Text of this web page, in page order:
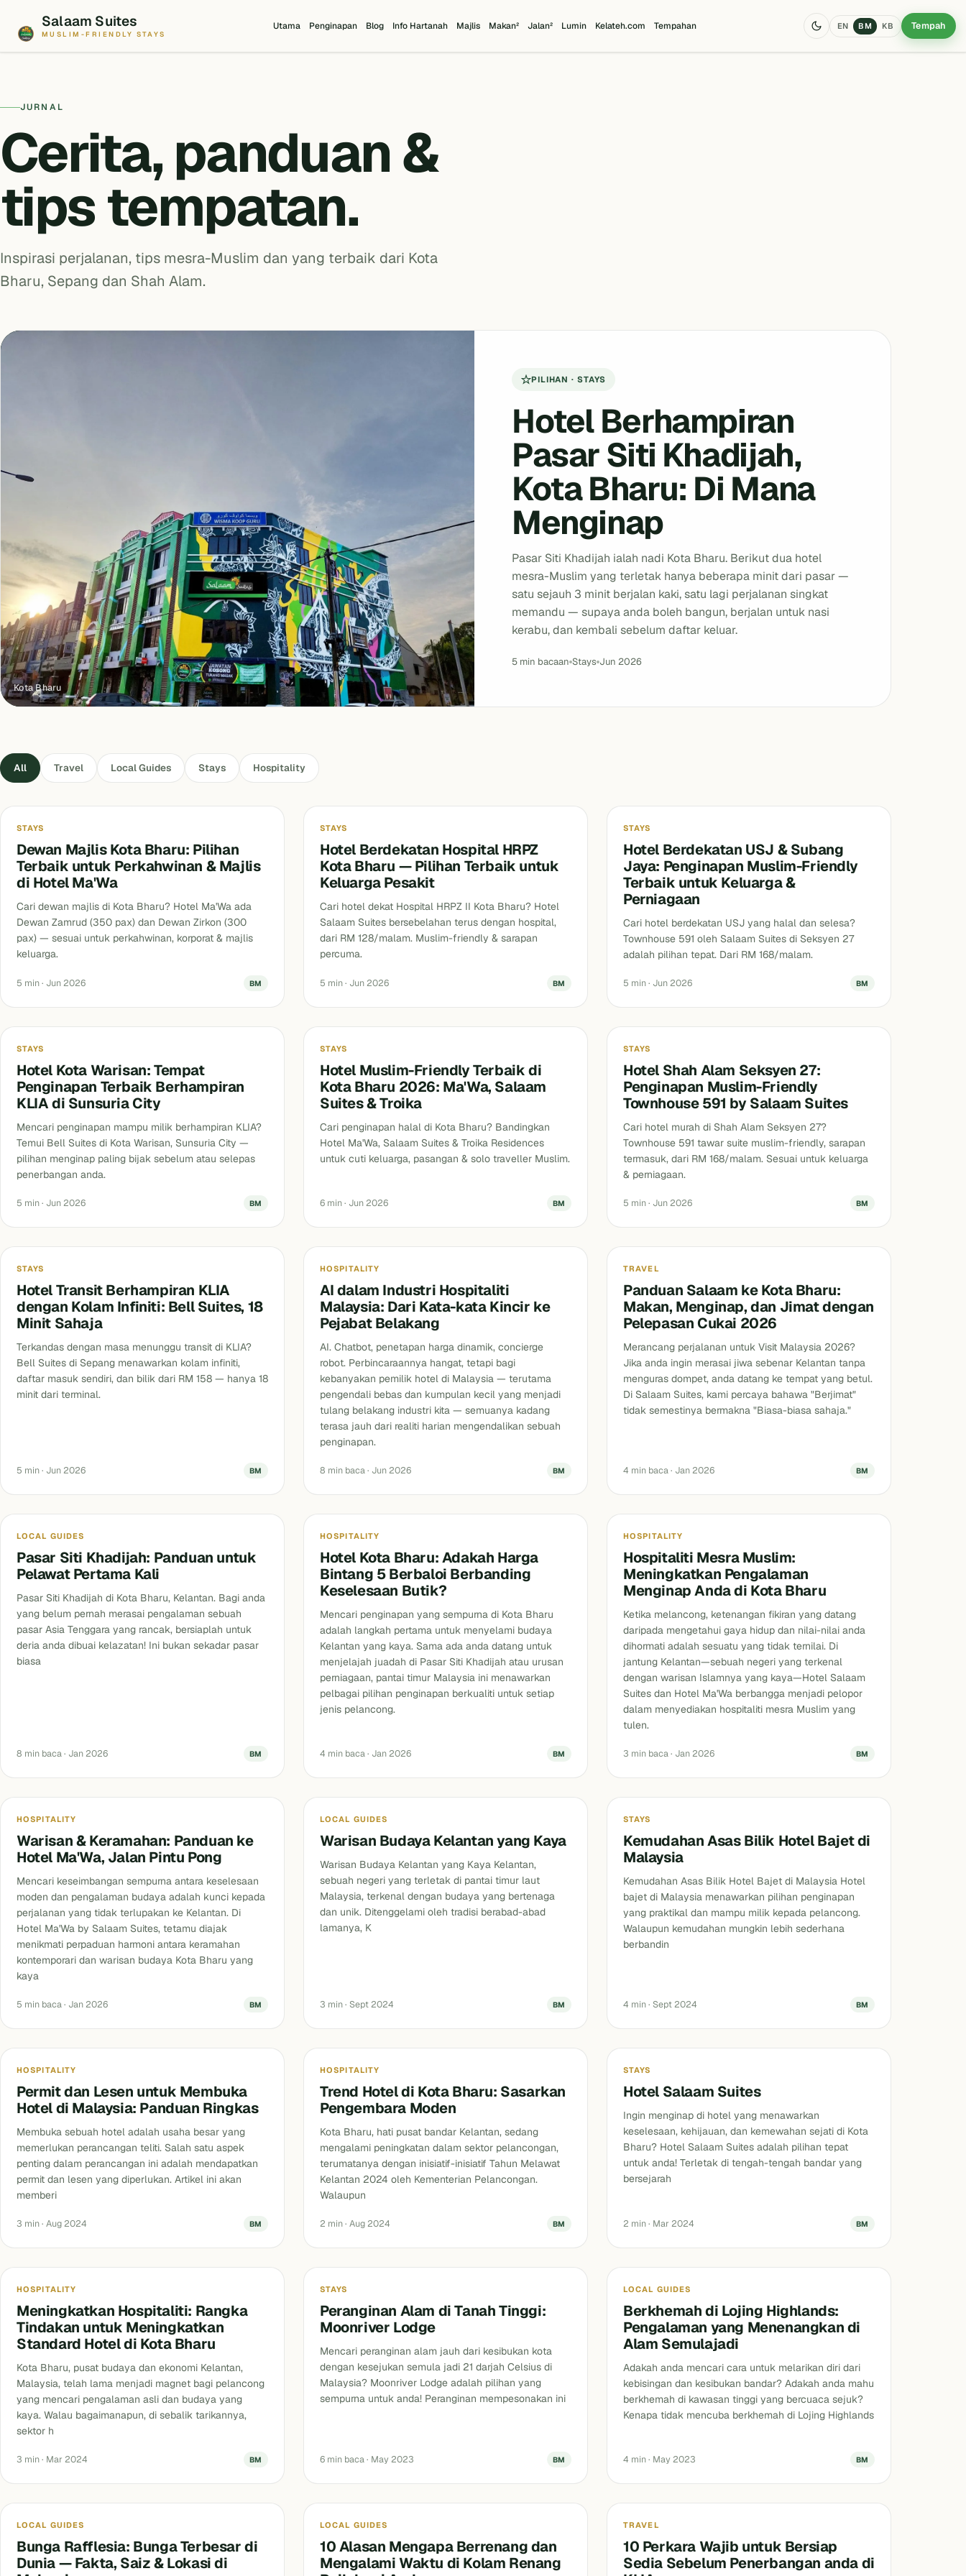
Salaam Suites
MUSLIM-FRIENDLY STAYS
Utama Penginapan Blog Info Hartanah Majlis Makan² Jalan² Lumin Kelateh.com Tempahan EN BM KB Tempah
JURNAL
Cerita, panduan &
tips tempatan.
Inspirasi perjalanan, tips mesra-Muslim dan yang terbaik dari Kota
Bharu, Sepang dan Shah Alam.
Kota Bharu
PILIHAN · STAYS
Hotel Berhampiran
Pasar Siti Khadijah,
Kota Bharu: Di Mana
Menginap
Pasar Siti Khadijah ialah nadi Kota Bharu. Berikut dua hotel
mesra-Muslim yang terletak hanya beberapa minit dari pasar —
satu sejauh 3 minit berjalan kaki, satu lagi perjalanan singkat
memandu — supaya anda boleh bangun, berjalan untuk nasi
kerabu, dan kembali sebelum daftar keluar.
5 min bacaan Stays Jun 2026
All Travel Local Guides Stays Hospitality
STAYS
Dewan Majlis Kota Bharu: Pilihan
Terbaik untuk Perkahwinan & Majlis
di Hotel Ma'Wa
Cari dewan majlis di Kota Bharu? Hotel Ma'Wa ada
Dewan Zamrud (350 pax) dan Dewan Zirkon (300
pax) — sesuai untuk perkahwinan, korporat & majlis
keluarga.
5 min · Jun 2026 BM
STAYS
Hotel Berdekatan Hospital HRPZ
Kota Bharu — Pilihan Terbaik untuk
Keluarga Pesakit
Cari hotel dekat Hospital HRPZ II Kota Bharu? Hotel
Salaam Suites bersebelahan terus dengan hospital,
dari RM 128/malam. Muslim-friendly & sarapan
percuma.
5 min · Jun 2026 BM
STAYS
Hotel Berdekatan USJ & Subang
Jaya: Penginapan Muslim-Friendly
Terbaik untuk Keluarga &
Perniagaan
Cari hotel berdekatan USJ yang halal dan selesa?
Townhouse 591 oleh Salaam Suites di Seksyen 27
adalah pilihan tepat. Dari RM 168/malam.
5 min · Jun 2026 BM
Stays
STAYS
Hotel Kota Warisan: Tempat
Penginapan Terbaik Berhampiran
KLIA di Sunsuria City
Mencari penginapan mampu milik berhampiran KLIA?
Temui Bell Suites di Kota Warisan, Sunsuria City —
pilihan menginap paling bijak sebelum atau selepas
penerbangan anda.
5 min · Jun 2026 BM
Stays
STAYS
Hotel Muslim-Friendly Terbaik di
Kota Bharu 2026: Ma'Wa, Salaam
Suites & Troika
Cari penginapan halal di Kota Bharu? Bandingkan
Hotel Ma'Wa, Salaam Suites & Troika Residences
untuk cuti keluarga, pasangan & solo traveller Muslim.
6 min · Jun 2026 BM
Stays
STAYS
Hotel Shah Alam Seksyen 27:
Penginapan Muslim-Friendly
Townhouse 591 by Salaam Suites
Cari hotel murah di Shah Alam Seksyen 27?
Townhouse 591 tawar suite muslim-friendly, sarapan
termasuk, dari RM 168/malam. Sesuai untuk keluarga
& perniagaan.
5 min · Jun 2026 BM
Stays
STAYS
Hotel Transit Berhampiran KLIA
dengan Kolam Infiniti: Bell Suites, 18
Minit Sahaja
Terkandas dengan masa menunggu transit di KLIA?
Bell Suites di Sepang menawarkan kolam infiniti,
daftar masuk sendiri, dan bilik dari RM 158 — hanya 18
minit dari terminal.
5 min · Jun 2026 BM
Hospitality
HOSPITALITY
AI dalam Industri Hospitaliti
Malaysia: Dari Kata-kata Kincir ke
Pejabat Belakang
AI. Chatbot, penetapan harga dinamik, concierge
robot. Perbincaraannya hangat, tetapi bagi
kebanyakan pemilik hotel di Malaysia — terutama
pengendali bebas dan kumpulan kecil yang menjadi
tulang belakang industri kita — semuanya kadang
terasa jauh dari realiti harian mengendalikan sebuah
penginapan.
8 min baca · Jun 2026 BM
Tidak Dikategorikan
TRAVEL
Panduan Salaam ke Kota Bharu:
Makan, Menginap, dan Jimat dengan
Pelepasan Cukai 2026
Merancang perjalanan untuk Visit Malaysia 2026?
Jika anda ingin merasai jiwa sebenar Kelantan tanpa
menguras dompet, anda datang ke tempat yang betul.
Di Salaam Suites, kami percaya bahawa "Berjimat"
tidak semestinya bermakna "Biasa-biasa sahaja."
4 min baca · Jan 2026 BM
Blog
LOCAL GUIDES
Pasar Siti Khadijah: Panduan untuk
Pelawat Pertama Kali
Pasar Siti Khadijah di Kota Bharu, Kelantan. Bagi anda
yang belum pernah merasai pengalaman sebuah
pasar Asia Tenggara yang rancak, bersiaplah untuk
deria anda dibuai kelazatan! Ini bukan sekadar pasar
biasa
8 min baca · Jan 2026 BM
Perbandingan hotel Kota Bharu
HOSPITALITY
Hotel Kota Bharu: Adakah Harga
Bintang 5 Berbaloi Berbanding
Keselesaan Butik?
Mencari penginapan yang sempurna di Kota Bharu
adalah langkah pertama untuk menyelami budaya
Kelantan yang kaya. Sama ada anda datang untuk
menjelajah juadah di Pasar Siti Khadijah atau urusan
perniagaan, pantai timur Malaysia ini menawarkan
pelbagai pilihan penginapan berkualiti untuk setiap
jenis pelancong.
4 min baca · Jan 2026 BM
Kelantan
HOSPITALITY
Hospitaliti Mesra Muslim:
Meningkatkan Pengalaman
Menginap Anda di Kota Bharu
Ketika melancong, ketenangan fikiran yang datang
daripada mengetahui gaya hidup dan nilai-nilai anda
dihormati adalah sesuatu yang tidak ternilai. Di
jantung Kelantan—sebuah negeri yang terkenal
dengan warisan Islamnya yang kaya—Hotel Salaam
Suites dan Hotel Ma'Wa berbangga menjadi pelopor
dalam menyediakan hospitaliti mesra Muslim yang
tulen.
3 min baca · Jan 2026 BM
Blog
HOSPITALITY
Warisan & Keramahan: Panduan ke
Hotel Ma'Wa, Jalan Pintu Pong
Mencari keseimbangan sempurna antara keselesaan
moden dan pengalaman budaya adalah kunci kepada
perjalanan yang tidak terlupakan ke Kelantan. Di
Hotel Ma'Wa by Salaam Suites, tetamu diajak
menikmati perpaduan harmoni antara keramahan
kontemporari dan warisan budaya Kota Bharu yang
kaya
5 min baca · Jan 2026 BM
Blog
LOCAL GUIDES
Warisan Budaya Kelantan yang Kaya
Warisan Budaya Kelantan yang Kaya Kelantan,
sebuah negeri yang terletak di pantai timur laut
Malaysia, terkenal dengan budaya yang bertenaga
dan unik. Ditenggelami oleh tradisi berabad-abad
lamanya, K
3 min · Sept 2024 BM
Blog
STAYS
Kemudahan Asas Bilik Hotel Bajet di
Malaysia
Kemudahan Asas Bilik Hotel Bajet di Malaysia Hotel
bajet di Malaysia menawarkan pilihan penginapan
yang praktikal dan mampu milik kepada pelancong.
Walaupun kemudahan mungkin lebih sederhana
berbandin
4 min · Sept 2024 BM
Blog
HOSPITALITY
Permit dan Lesen untuk Membuka
Hotel di Malaysia: Panduan Ringkas
Membuka sebuah hotel adalah usaha besar yang
memerlukan perancangan teliti. Salah satu aspek
penting dalam perancangan ini adalah mendapatkan
permit dan lesen yang diperlukan. Artikel ini akan
memberi
3 min · Aug 2024 BM
Blog
HOSPITALITY
Trend Hotel di Kota Bharu: Sasarkan
Pengembara Moden
Kota Bharu, hati pusat bandar Kelantan, sedang
mengalami peningkatan dalam sektor pelancongan,
terumatanya dengan inisiatif-inisiatif Tahun Melawat
Kelantan 2024 oleh Kementerian Pelancongan.
Walaupun
2 min · Aug 2024 BM
Blog
STAYS
Hotel Salaam Suites
Ingin menginap di hotel yang menawarkan
keselesaan, kehijauan, dan kemewahan sejati di Kota
Bharu? Hotel Salaam Suites adalah pilihan tepat
untuk anda! Terletak di tengah-tengah bandar yang
bersejarah
2 min · Mar 2024 BM
Blog
HOSPITALITY
Meningkatkan Hospitaliti: Rangka
Tindakan untuk Meningkatkan
Standard Hotel di Kota Bharu
Kota Bharu, pusat budaya dan ekonomi Kelantan,
Malaysia, telah lama menjadi magnet bagi pelancong
yang mencari pengalaman asli dan budaya yang
kaya. Walau bagaimanapun, di sebalik tarikannya,
sektor h
3 min · Mar 2024 BM
Blog
STAYS
Peranginan Alam di Tanah Tinggi:
Moonriver Lodge
Mencari peranginan alam jauh dari kesibukan kota
dengan kesejukan semula jadi 21 darjah Celsius di
Malaysia? Moonriver Lodge adalah pilihan yang
sempurna untuk anda! Peranginan mempesonakan ini
6 min baca · May 2023 BM
Blog
LOCAL GUIDES
Berkhemah di Lojing Highlands:
Pengalaman yang Menenangkan di
Alam Semulajadi
Adakah anda mencari cara untuk melarikan diri dari
kebisingan dan kesibukan bandar? Adakah anda mahu
berkhemah di kawasan tinggi yang bercuaca sejuk?
Kenapa tidak mencuba berkhemah di Lojing Highlands
4 min · May 2023 BM
Blog
LOCAL GUIDES
Bunga Rafflesia: Bunga Terbesar di
Dunia — Fakta, Saiz & Lokasi di
Blog
LOCAL GUIDES
10 Alasan Mengapa Berrenang dan
Mengalami Waktu di Kolam Renang
Blog
TRAVEL
10 Perkara Wajib untuk Bersiap
Sedia Sebelum Penerbangan anda di